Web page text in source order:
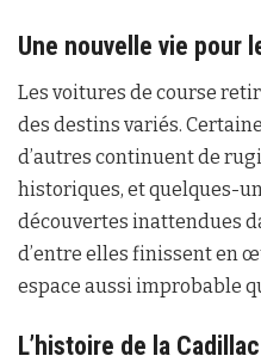
Une nouvelle vie pour
Les voitures de course
des destins variés.
d’autres continuent de
historiques, et quelques-
découvertes inattendues
d’entre elles finissent en
espace aussi improbable
L’histoire de la